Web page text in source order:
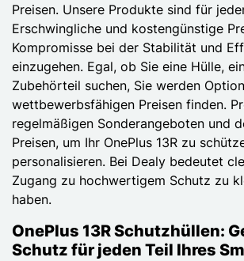
Preisen. Unsere Produkte sind für
Erschwingliche und kostengünstige
Kompromisse bei der Stabilität und
einzugehen. Egal, ob Sie eine Hülle,
Zubehörteil suchen, Sie werden
wettbewerbsfähigen Preisen finden.
regelmäßigen Sonderangeboten und
Preisen, um Ihr OnePlus 13R zu
personalisieren. Bei Dealy bedeutet
Zugang zu hochwertigem Schutz zu
haben.
OnePlus 13R Schutzhüllen:
Schutz für jeden Teil Ihres